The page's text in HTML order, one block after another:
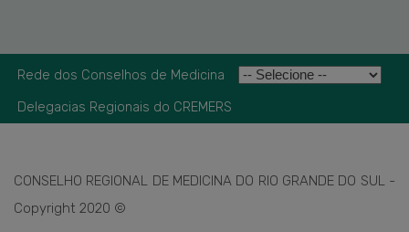
Rede dos Conselhos de Medicina
Delegacias Regionais do CREMERS
CONSELHO REGIONAL DE MEDICINA DO RIO GRANDE DO SUL -
Copyright 2020 ©